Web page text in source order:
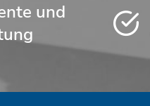
und